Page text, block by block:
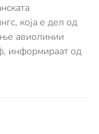
која е дел од
авиолинии
информираат од